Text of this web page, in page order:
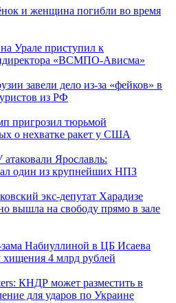
и женщина погибли во время
Урале приступил к
«ВСМПО-Ависма»
завели дело из-за «фейков» в
из РФ
пригрозил тюрьмой
о нехватке ракет у США
Ярославль:
один из крупнейших НПЗ
экс-депутат Харадизе
вышла на свободу прямо в зале
Набиуллиной в ЦБ Исаева
хищения 4 млрд рублей
КНДР может разместить в
для ударов по Украине